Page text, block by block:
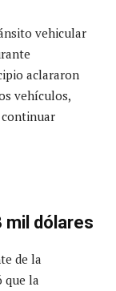
vehicular
aclararon
vehículos,
continuar
mil dólares
de la
que la